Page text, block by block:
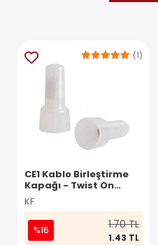
CE1 Kablo Birleştirme
Kapağı - Twist On
Konnektör
KF
(1)
%16 1.70 TL
1.43 TL